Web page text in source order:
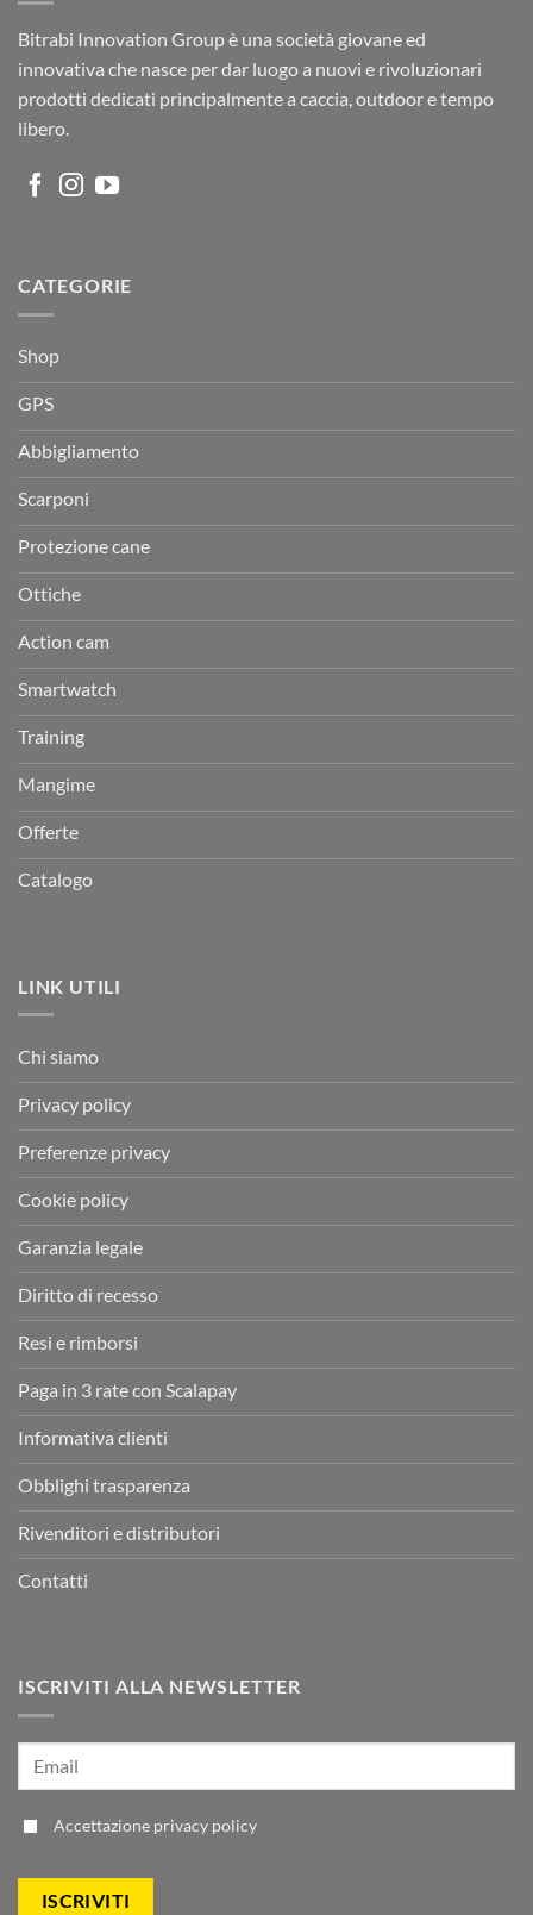
Bitrabi Innovation Group è una società giovane ed
innovativa che nasce per dar luogo a nuovi e rivoluzionari
prodotti dedicati principalmente a caccia, outdoor e tempo
libero.
CATEGORIE
Shop
GPS
Abbigliamento
Scarponi
Protezione cane
Ottiche
Action cam
Smartwatch
Training
Mangime
Offerte
Catalogo
LINK UTILI
Chi siamo
Privacy policy
Preferenze privacy
Cookie policy
Garanzia legale
Diritto di recesso
Resi e rimborsi
Paga in 3 rate con Scalapay
Informativa clienti
Obblighi trasparenza
Rivenditori e distributori
Contatti
ISCRIVITI ALLA NEWSLETTER
Accettazione privacy policy